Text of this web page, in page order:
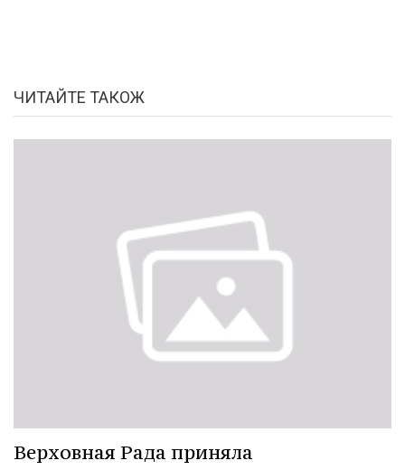
ЧИТАЙТЕ ТАКОЖ
Верховная Рада приняла